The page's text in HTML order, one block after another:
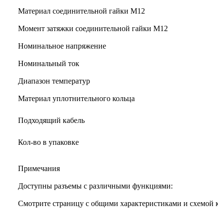
Материал соединительной гайки M12
Момент затяжки соединительной гайки M12
Номинальное напряжение
Номинальный ток
Диапазон температур
Материал уплотнительного кольца
Подходящий кабель
Кол-во в упаковке
Примечания
Доступны разъемы с различными функциями:
Смотрите страницу с общими характеристиками и схемой